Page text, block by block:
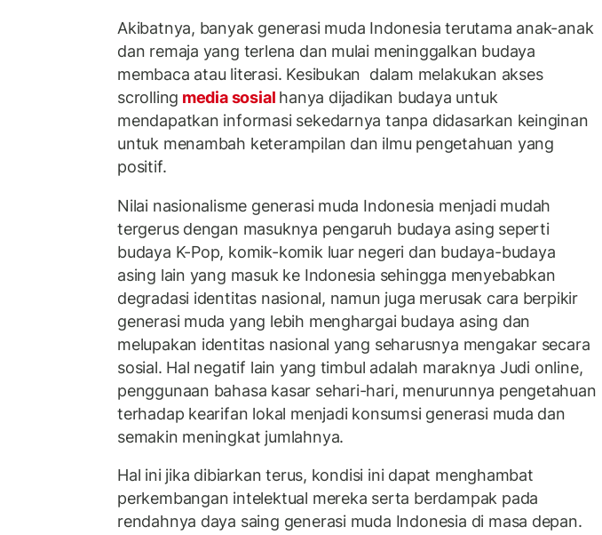
Akibatnya, banyak generasi muda Indonesia terutama anak-anak
dan remaja yang terlena dan mulai meninggalkan budaya
membaca atau literasi. Kesibukan dalam melakukan akses
scrolling media sosial hanya dijadikan budaya untuk
mendapatkan informasi sekedarnya tanpa didasarkan keinginan
untuk menambah keterampilan dan ilmu pengetahuan yang
positif.
Nilai nasionalisme generasi muda Indonesia menjadi mudah
tergerus dengan masuknya pengaruh budaya asing seperti
budaya K-Pop, komik-komik luar negeri dan budaya-budaya
asing lain yang masuk ke Indonesia sehingga menyebabkan
degradasi identitas nasional, namun juga merusak cara berpikir
generasi muda yang lebih menghargai budaya asing dan
melupakan identitas nasional yang seharusnya mengakar secara
sosial. Hal negatif lain yang timbul adalah maraknya Judi online,
penggunaan bahasa kasar sehari-hari, menurunnya pengetahuan
terhadap kearifan lokal menjadi konsumsi generasi muda dan
semakin meningkat jumlahnya.
Hal ini jika dibiarkan terus, kondisi ini dapat menghambat
perkembangan intelektual mereka serta berdampak pada
rendahnya daya saing generasi muda Indonesia di masa depan.